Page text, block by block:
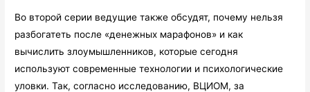
Во второй серии ведущие также обсудят, почему нельзя
разбогатеть после «денежных марафонов» и как
вычислить злоумышленников, которые сегодня
используют современные технологии и психологические
уловки. Так, согласно исследованию, ВЦИОМ, за